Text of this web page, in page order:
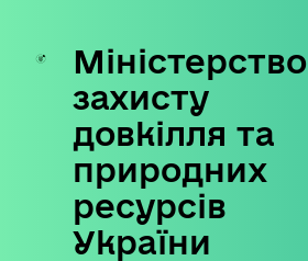
Skip
content
Міністерство
захисту
довкілля та
природних
ресурсів
України